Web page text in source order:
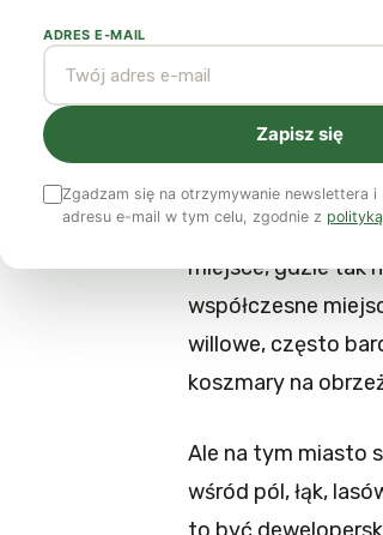
Marta Jermaczek-Sitak
Kiedy myślimy
rynek, zabytkowe
sklepy, teatry. W
strony symbol
miejsce, gdzie tak
współczesne
willowe, często
koszmary na
Ale na tym miasto
wśród pól, łąk,
ADRES E-MAIL
Zapisz się
Zgadzam się na otrzymywanie newslettera
adresu e-mail w tym celu, zgodnie z